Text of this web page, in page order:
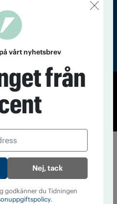
Accent 2026
Personuppgiftspolicy
vårt nyhetsbrev
från
Nej, tack
godkänner du Tidningen